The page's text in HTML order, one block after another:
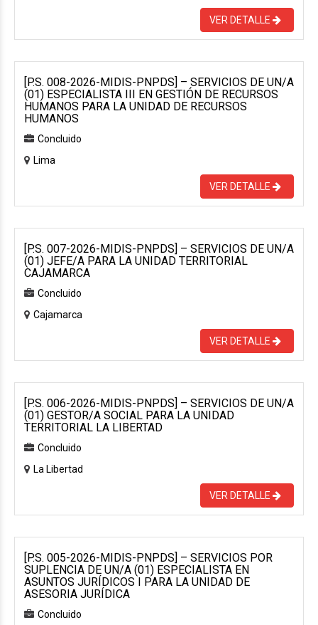
VER DETALLE
[P.S. 008-2026-MIDIS-PNPDS] – SERVICIOS DE UN/A
(01) ESPECIALISTA III EN GESTIÓN DE RECURSOS
HUMANOS PARA LA UNIDAD DE RECURSOS
HUMANOS
Concluido
Lima
VER DETALLE
[P.S. 007-2026-MIDIS-PNPDS] – SERVICIOS DE UN/A
(01) JEFE/A PARA LA UNIDAD TERRITORIAL
CAJAMARCA
Concluido
Cajamarca
VER DETALLE
[P.S. 006-2026-MIDIS-PNPDS] – SERVICIOS DE UN/A
(01) GESTOR/A SOCIAL PARA LA UNIDAD
TERRITORIAL LA LIBERTAD
Concluido
La Libertad
VER DETALLE
[P.S. 005-2026-MIDIS-PNPDS] – SERVICIOS POR
SUPLENCIA DE UN/A (01) ESPECIALISTA EN
ASUNTOS JURÍDICOS I PARA LA UNIDAD DE
ASESORIA JURÍDICA
Concluido